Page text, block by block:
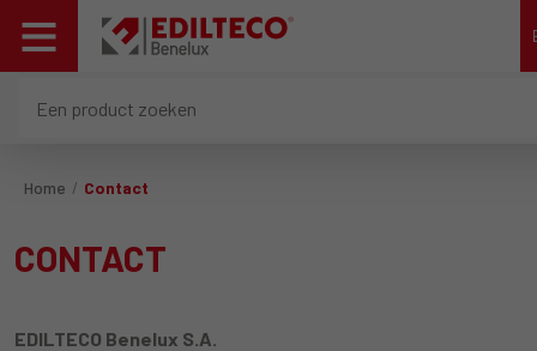
Home Contact
CONTACT
EDILTECO Benelux S.A.